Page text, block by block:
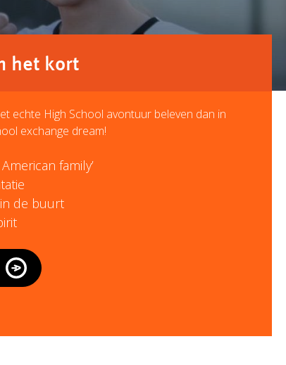
het kort
echte High School avontuur beleven dan in
exchange dream!
family’
de buurt